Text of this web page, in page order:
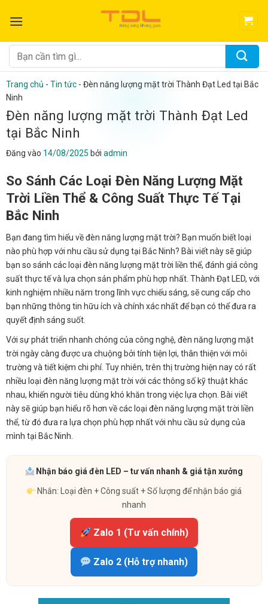
qua
dung
Tìm
kiếm:
Trang chủ - Tin tức - Đèn năng lượng mặt trời Thành Đạt Led tại Bắc
Ninh
Đèn năng lượng mặt trời Thành Đạt Led
tại Bắc Ninh
Đăng vào 14/08/2025 bởi admin
So Sánh Các Loại Đèn Năng Lượng Mặt
Trời Liền Thể & Công Suất Thực Tế Tại
Bắc Ninh
Bạn đang tìm hiểu về đèn năng lượng mặt trời? Bạn muốn biết loại
nào phù hợp với nhu cầu sử dụng tại Bắc Ninh? Bài viết này sẽ giúp
bạn so sánh các loại đèn năng lượng mặt trời liền thể, đánh giá công
suất thực tế và lựa chọn sản phẩm phù hợp nhất. Thành Đạt LED, với
kinh nghiệm nhiều năm trong lĩnh vực chiếu sáng, sẽ cung cấp cho
bạn những thông tin hữu ích và chính xác nhất để bạn có thể đưa ra
quyết định sáng suốt.
Với sự phát triển nhanh chóng của công nghệ, đèn năng lượng mặt
trời ngày càng được ưa chuộng bởi tính tiện lợi, thân thiện với môi
trường và tiết kiệm chi phí. Tuy nhiên, trên thị trường hiện nay có rất
nhiều loại đèn năng lượng mặt trời với các thông số kỹ thuật khác
nhau, khiến người tiêu dùng khó khăn trong việc lựa chọn. Bài viết
này sẽ giúp bạn hiểu rõ hơn về các loại đèn năng lượng mặt trời liền
thể, từ đó đưa ra lựa chọn phù hợp nhất với nhu cầu sử dụng của
mình tại Bắc Ninh.
Nhận báo giá đèn LED – tư vấn nhanh & giá tận xưởng
Nhắn: Loại đèn + Công suất + Số lượng để nhận báo giá
nhanh
Zalo 1 (Tư vấn chính)
Zalo 2 (Hỗ trợ nhanh)